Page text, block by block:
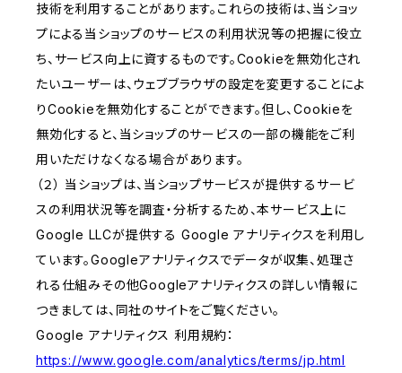
技術を利用することがあります。これらの技術は、当ショッ
プによる当ショップのサービスの利用状況等の把握に役立
ち、サービス向上に資するものです。Cookieを無効化され
たいユーザーは、ウェブブラウザの設定を変更することによ
りCookieを無効化することができます。但し、Cookieを
無効化すると、当ショップのサービスの一部の機能をご利
用いただけなくなる場合があります。
（２） 当ショップは、当ショップサービスが提供するサービ
スの利用状況等を調査・分析するため、本サービス上に
Google LLCが提供する Google アナリティクスを利用し
ています。Googleアナリティクスでデータが収集、処理さ
れる仕組みその他Googleアナリティクスの詳しい情報に
つきましては、同社のサイトをご覧ください。
Google アナリティクス 利用規約：
https://www.google.com/analytics/terms/jp.html